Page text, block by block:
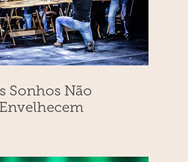
Sonhos Não
Envelhecem